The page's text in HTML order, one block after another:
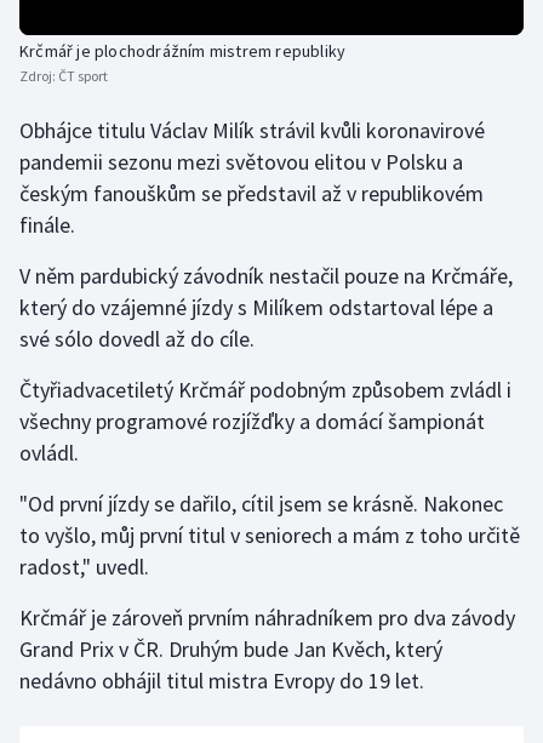
Jezdectví
Judo
Krasobruslení
Lyže a snowboard
Motorsport
Parasport
Plážový volejbal
Krčmář je plochodrážním mistrem republiky
Zdroj: ČT sport
Obhájce titulu Václav Milík strávil kvůli koronavirové
pandemii sezonu mezi světovou elitou v Polsku a
českým fanouškům se představil až v republikovém
finále.
V něm pardubický závodník nestačil pouze na Krčmáře,
který do vzájemné jízdy s Milíkem odstartoval lépe a
své sólo dovedl až do cíle.
Čtyřiadvacetiletý Krčmář podobným způsobem zvládl i
všechny programové rozjížďky a domácí šampionát
ovládl.
"Od první jízdy se dařilo, cítil jsem se krásně. Nakonec
to vyšlo, můj první titul v seniorech a mám z toho určitě
radost," uvedl.
Krčmář je zároveň prvním náhradníkem pro dva závody
Grand Prix v ČR. Druhým bude Jan Kvěch, který
nedávno obhájil titul mistra Evropy do 19 let.